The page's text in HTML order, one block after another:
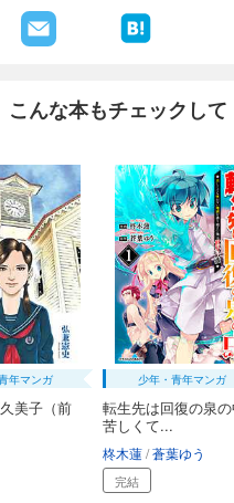
んな本もチェックして
年マンガ
美子（前
少年・青年マンガ
転生先は回復の泉
苦しくて...
柊木蓮 蒼葉ゆう
完結